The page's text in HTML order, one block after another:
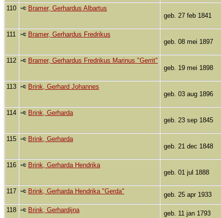
110
Bramer, Gerhardus Albartus
geb. 27 feb 1841
111
Bramer, Gerhardus Fredrikus
geb. 08 mei 1897
112
Bramer, Gerhardus Fredrikus Marinus "Gerrit"
geb. 19 mei 1898
113
Brink, Gerhard Johannes
geb. 03 aug 1896
114
Brink, Gerharda
geb. 23 sep 1845
115
Brink, Gerharda
geb. 21 dec 1848
116
Brink, Gerharda Hendrika
geb. 01 jul 1888
117 Brink, Gerharda Hendrika "Gerda" geb. 25 apr 1933
118 Brink, Gerhardijna geb. 11 jan 1793